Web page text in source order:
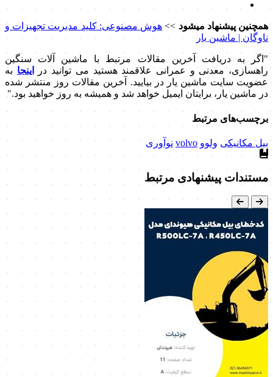
همچنین پیشنهاد میشود >> هوش مصنوعی: کلید مدیریت تجهیزات و
ناوگان | ماشین یار
"اگر به دریافت آخرین مقالات مرتبط با ماشین آلات سنگین
راهسازی، معدنی و عمرانی علاقمند هستید می توانید در اینجا به
عضویت سایت ماشین یار در بیایید. آخرین مقالات روز منتشر شده
در ماشین یار، برایتان ایمیل خواهد شد و همیشه به روز خواهید بود."
برچسب‌های مرتبط
بیل مکانیکی ولوو volvo نوآوری
مستندات پیشنهادی مرتبط